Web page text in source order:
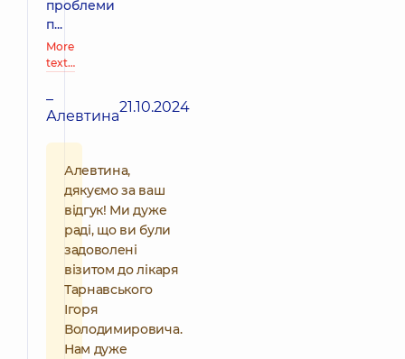
проблеми
п...
More
text…
–
Алевтина21.10.2024
Алевтина,
дякуємо за ваш
відгук! Ми дуже
раді, що ви були
задоволені
візитом до лікаря
Тарнавського
Ігоря
Володимировича.
Нам дуже